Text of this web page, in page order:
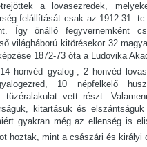
a lovasezredek,
felállítását csak az 1912:31.
Így önálló fegyvernemként
világháború kitörésekor 32
1872-73 óta a Ludovika
honvéd gyalog-, 2 honvéd
10 népfelkelő
tüzéralakulat vett részt.
kitartásuk és
gyakran még az ellenség is
hoztak, mint a császári és királyi